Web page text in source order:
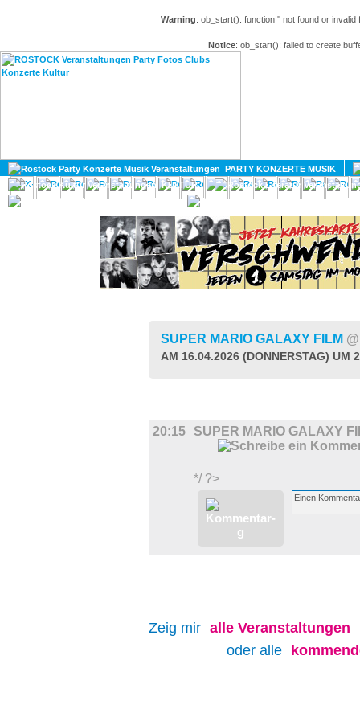
Warning: ob_start(): function '' not found or
Notice: ob_start(): failed to create
PARTY KONZERTE MUSIK
KULTUR
GAY
SUPER MARIO GALAXY FILM
AM 16.04.2026 (DONNERSTAG) UM
20:15 SUPER MARIO GALAXY
*/ ?>
Zeig mir alle Veranstaltungen
oder alle